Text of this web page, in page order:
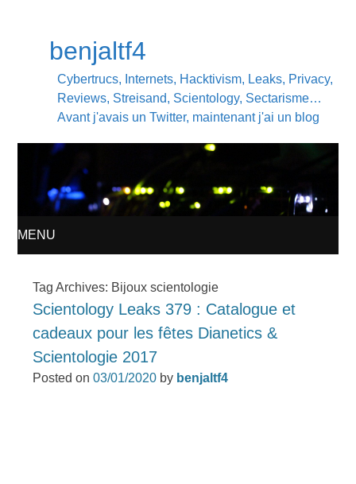
benjaltf4
Cybertrucs, Internets, Hacktivism, Leaks, Privacy,
Reviews, Streisand, Scientology, Sectarisme…
Avant j'avais un Twitter, maintenant j'ai un blog
MENU
TO
CONTENT
Tag Archives: Bijoux scientologie
Scientology Leaks 379 : Catalogue et
cadeaux pour les fêtes Dianetics &
Scientologie 2017
Posted on03/01/2020 by benjaltf4